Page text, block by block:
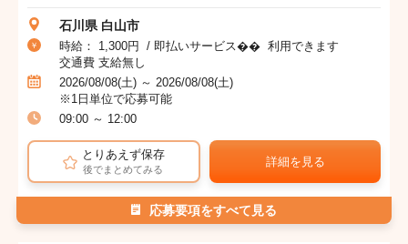
石川県 白山市
時給： 1,300円 / 即払いサービス�� 利用できます
交通費 支給無し
2026/08/08(土) ～ 2026/08/08(土)
※1日単位で応募可能
09:00 ～ 12:00
とりあえず保存
後でまとめてみる
詳細を見る
応募要項をすべて見る